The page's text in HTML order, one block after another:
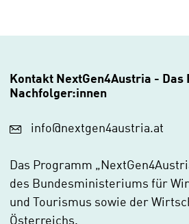
Kontakt NextGen4Austria -
Nachfolger:innen
info@nextgen4austria.at
Das Programm
des Bundesministeriums für
und Tourismus sowie der
Österreichs.